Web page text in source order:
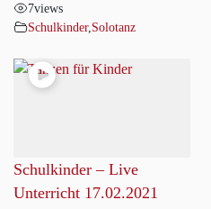
7views
Schulkinder, Solotanz
Schulkinder – Live
Unterricht 17.02.2021